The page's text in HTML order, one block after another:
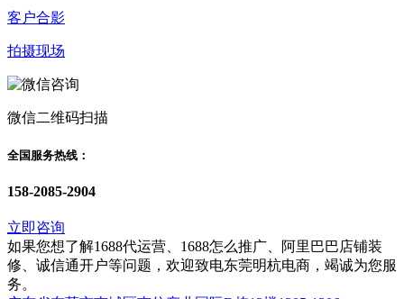
客户合影
拍摄现场
微信二维码扫描
全国服务热线：
158-2085-2904
立即咨询
如果您想了解1688代运营、1688怎么推广、阿里巴巴店铺装
修、诚信通开户等问题，欢迎致电东莞明杭电商，竭诚为您服
务。